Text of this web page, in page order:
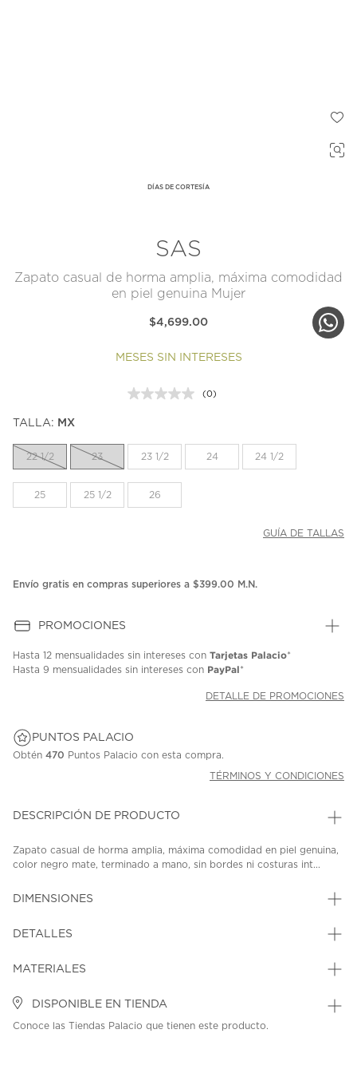
DÍAS DE CORTESÍA
SAS
Zapato casual de horma amplia, máxima comodidad
en piel genuina Mujer
$4,699.00
MESES SIN INTERESES
Sin
la
misma
(0)
TALLA: MX
22 1/2 23 23 1/2 24 24 1/2
25 25 1/2 26
GUÍA DE TALLAS
Envío gratis en compras superiores a $399.00 M.N.
PROMOCIONES
Hasta 12 mensualidades sin intereses con Tarjetas Palacio*
Hasta 9 mensualidades sin intereses con PayPal*
DETALLE DE PROMOCIONES
PUNTOS PALACIO
Obtén 470 Puntos Palacio con esta compra.
TÉRMINOS Y CONDICIONES
DESCRIPCIÓN DE PRODUCTO
Zapato casual de horma amplia, máxima comodidad en piel genuina,
color negro mate, terminado a mano, sin bordes ni costuras int...
DIMENSIONES
DETALLES
MATERIALES
DISPONIBLE EN TIENDA
Conoce las Tiendas Palacio que tienen este producto.